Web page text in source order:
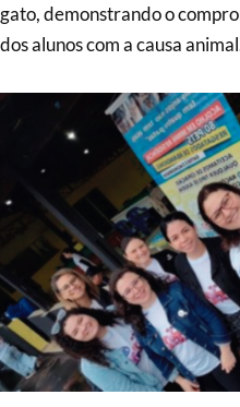
gato, demonstrando o
dos alunos com a causa